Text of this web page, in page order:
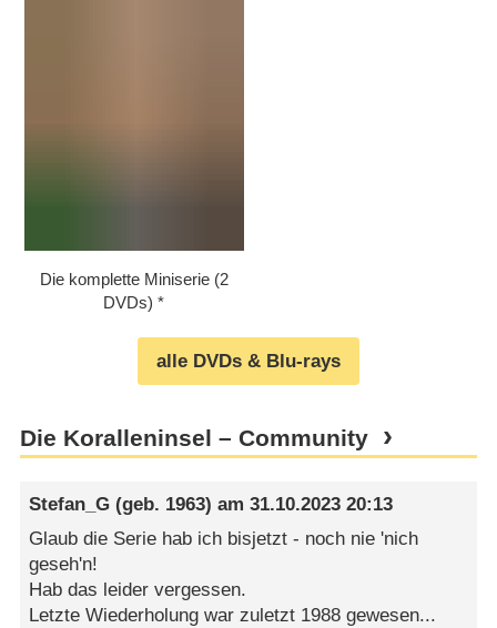
Die komplette Miniserie (2
DVDs)
alle DVDs & Blu-rays
Die Koralleninsel – Community
Stefan_G (geb. 1963) am31.10.2023 20:13
Glaub die Serie hab ich bisjetzt - noch nie 'nich
geseh'n!
Hab das leider vergessen.
Letzte Wiederholung war zuletzt 1988 gewesen...